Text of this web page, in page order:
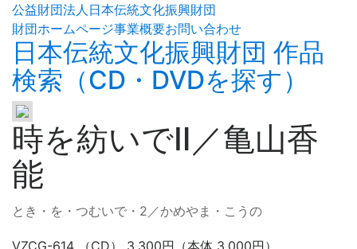
公益財団法人日本伝統文化振興財団
財団ホームページ事業概要お問い合わせ
日本伝統文化振興財団 作品
検索（CD・DVDを探す）
時を紡いでⅡ／亀山香
能
とき・を・つむいで・2／かめやま・こうの
VZCG-614 （CD） 3,300円（本体 3,000円）